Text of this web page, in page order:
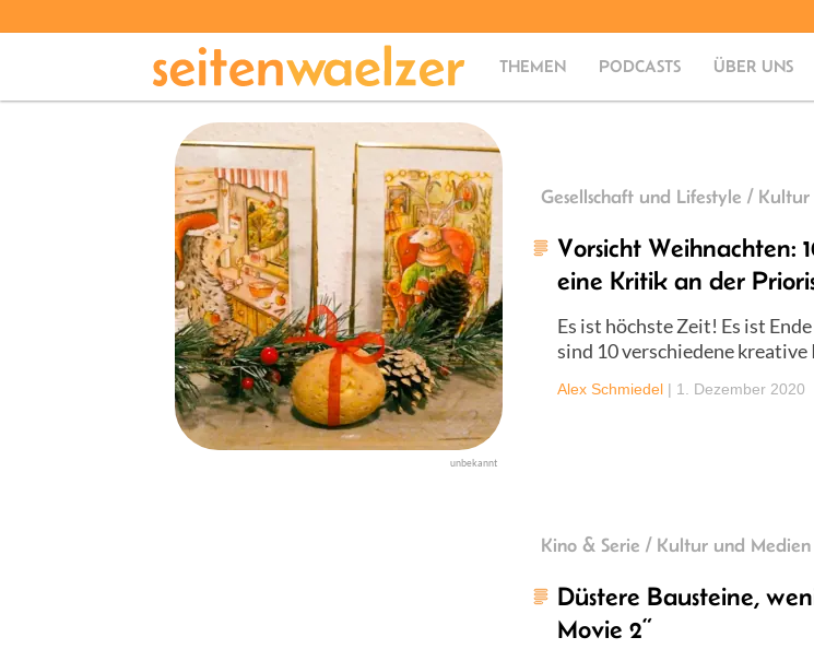
THEMEN PODCASTS ÜBER UNS
unbekannt
Gesellschaft und Lifestyle /
Vorsicht Weihnachten:
eine Kritik an der
Es ist höchste Zeit! Es ist
sind 10 verschiedene kreative
Alex Schmiedel | 1. Dezember 2020
Kino & Serie / Kultur und Medien
Düstere Bausteine,
Movie 2“